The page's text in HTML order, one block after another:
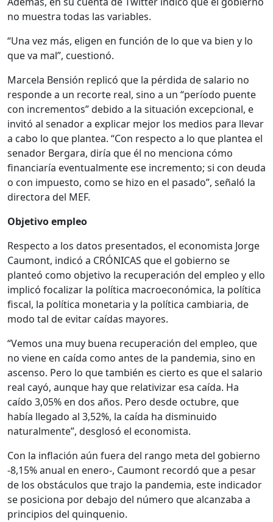
no muestra todas las variables.
“Una vez más, eligen en función de lo que va bien y lo
que va mal”, cuestionó.
Marcela Bensión replicó que la pérdida de salario no
responde a un recorte real, sino a un “período puente
con incrementos” debido a la situación excepcional, e
invitó al senador a explicar mejor los medios para llevar
a cabo lo que plantea. “Con respecto a lo que plantea el
senador Bergara, diría que él no menciona cómo
financiaría eventualmente ese incremento; si con deuda
o con impuesto, como se hizo en el pasado”, señaló la
directora del MEF.
Objetivo empleo
Respecto a los datos presentados, el economista Jorge
Caumont, indicó a CRÓNICAS que el gobierno se
planteó como objetivo la recuperación del empleo y ello
implicó focalizar la política macroeconómica, la política
fiscal, la política monetaria y la política cambiaria, de
modo tal de evitar caídas mayores.
“Vemos una muy buena recuperación del empleo, que
no viene en caída como antes de la pandemia, sino en
ascenso. Pero lo que también es cierto es que el salario
real cayó, aunque hay que relativizar esa caída. Ha
caído 3,05% en dos años. Pero desde octubre, que
había llegado al 3,52%, la caída ha disminuido
naturalmente”, desglosó el economista.
Con la inflación aún fuera del rango meta del gobierno
-8,15% anual en enero-, Caumont recordó que a pesar
de los obstáculos que trajo la pandemia, este indicador
se posiciona por debajo del número que alcanzaba a
principios del quinquenio.